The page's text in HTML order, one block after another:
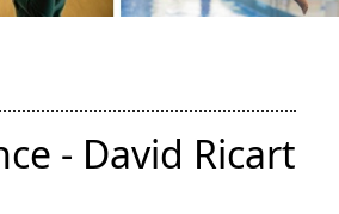
- David Ricart